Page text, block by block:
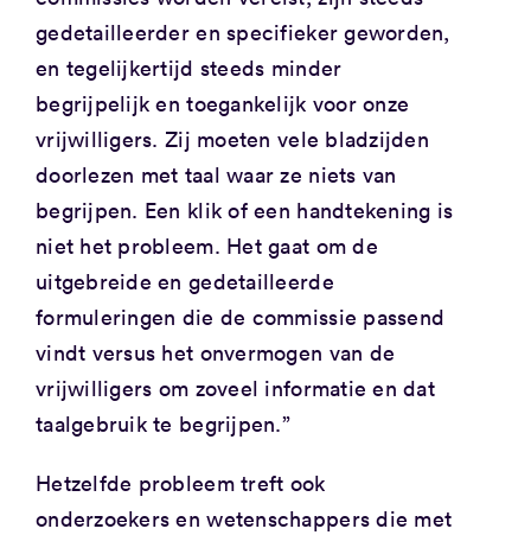
gedetailleerder en specifieker geworden,
en tegelijkertijd steeds minder
begrijpelijk en toegankelijk voor onze
vrijwilligers. Zij moeten vele bladzijden
doorlezen met taal waar ze niets van
begrijpen. Een klik of een handtekening is
niet het probleem. Het gaat om de
uitgebreide en gedetailleerde
formuleringen die de commissie passend
vindt versus het onvermogen van de
vrijwilligers om zoveel informatie en dat
taalgebruik te begrijpen.”
Hetzelfde probleem treft ook
onderzoekers en wetenschappers die met